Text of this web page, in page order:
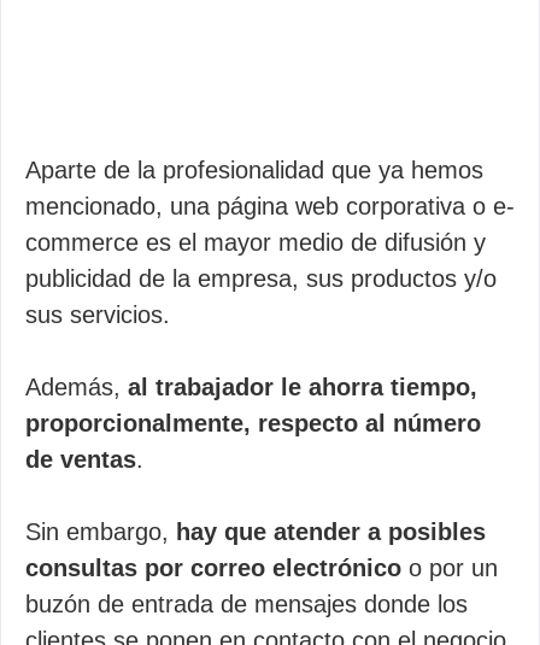
Aparte de la profesionalidad que ya hemos
mencionado, una página web corporativa o e-
commerce es el mayor medio de difusión y
publicidad de la empresa, sus productos y/o
sus servicios.
Además, al trabajador le ahorra tiempo,
proporcionalmente, respecto al número
de ventas.
Sin embargo, hay que atender a posibles
consultas por correo electrónico o por un
buzón de entrada de mensajes donde los